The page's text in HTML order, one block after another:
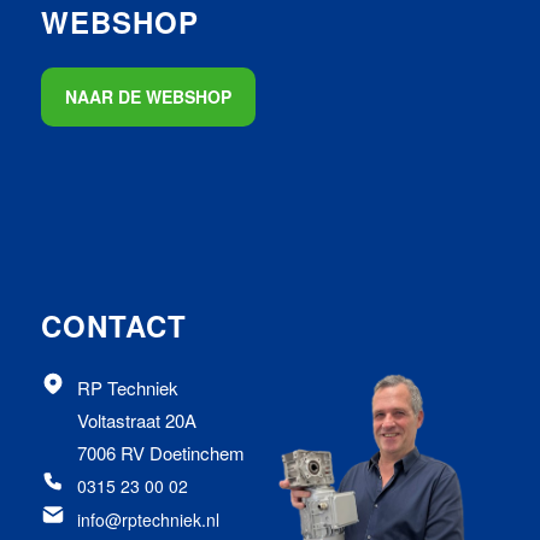
WEBSHOP
NAAR DE WEBSHOP
CONTACT
RP Techniek
Voltastraat 20A
7006 RV Doetinchem
0315 23 00 02
info@rptechniek.nl